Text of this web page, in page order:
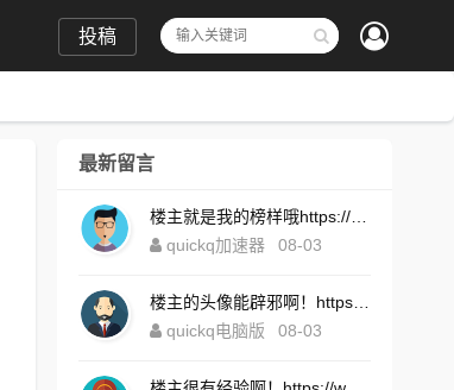
投稿
最新留言
quickq加速器
08-03
quickq电脑版
08-03